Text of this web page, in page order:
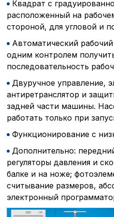
Квадрат с
расположенный на
стороной, для угловой и
Автоматический
одним контролем
последовательность
Двуручное управление,
антиретранслятор и
задней части машины.
работать только при
Функционирование с
Дополнительно:
регуляторы давления и
балке и на ноже;
считывание размеров,
электронный